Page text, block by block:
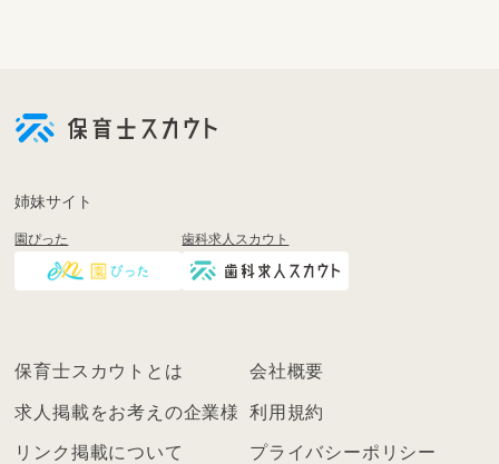
姉妹サイト
園ぴった 歯科求人スカウト
保育士スカウトとは 会社概要
求人掲載をお考えの企業様 利用規約
リンク掲載について プライバシーポリシー